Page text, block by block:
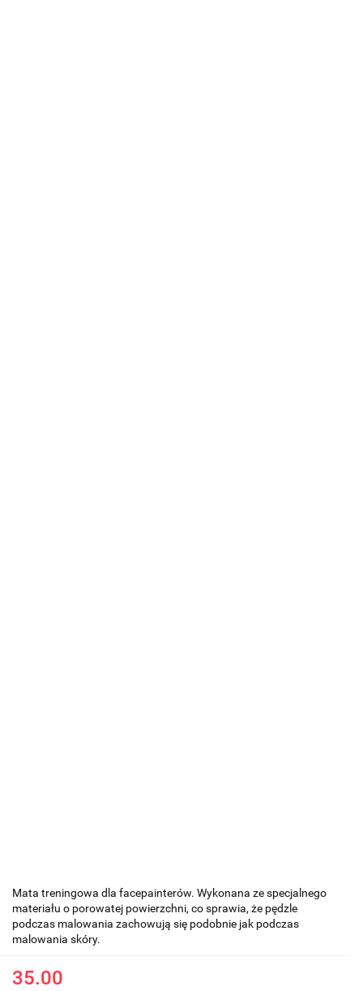
Mata treningowa dla facepainterów. Wykonana ze specjalnego
materiału o porowatej powierzchni, co sprawia, że pędzle
podczas malowania zachowują się podobnie jak podczas
malowania skóry.
35.00